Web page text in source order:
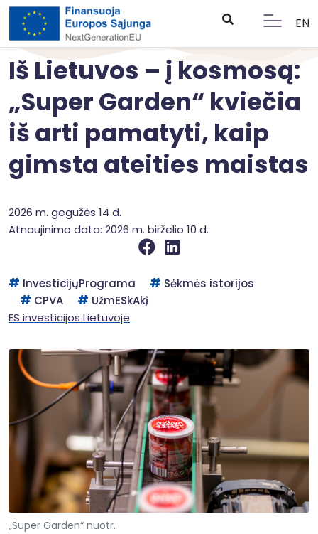
EN
Iš Lietuvos – į kosmosą:
„Super Garden“ kviečia
iš arti pamatyti, kaip
gimsta ateities maistas
2026 m. gegužės 14 d.
Atnaujinimo data: 2026 m. birželio 10 d.
InvesticijųPrograma
Sėkmės istorijos
CPVA
UžmESkAkį
ES investicijos Lietuvoje
„Super Garden“ nuotr.